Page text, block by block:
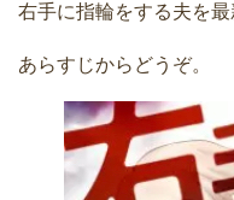
右手に指輪をする夫を
あらすじからどうぞ。